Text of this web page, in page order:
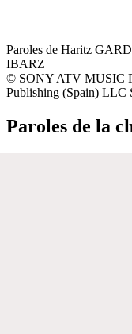
Paroles de Haritz
IBARZ
© SONY ATV MUSIC
Publishing (Spain) LLC
Paroles de la